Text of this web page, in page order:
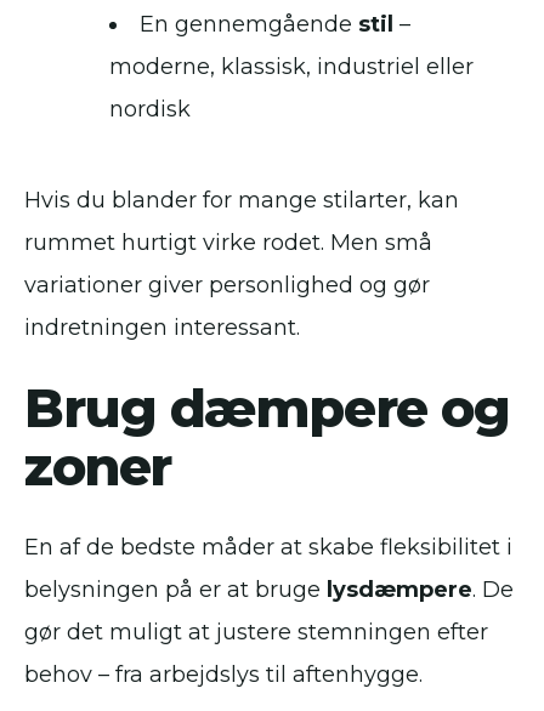
En gennemgående stil –
moderne, klassisk, industriel eller
nordisk
Hvis du blander for mange stilarter, kan
rummet hurtigt virke rodet. Men små
variationer giver personlighed og gør
indretningen interessant.
Brug dæmpere og
zoner
En af de bedste måder at skabe fleksibilitet i
belysningen på er at bruge lysdæmpere. De
gør det muligt at justere stemningen efter
behov – fra arbejdslys til aftenhygge.